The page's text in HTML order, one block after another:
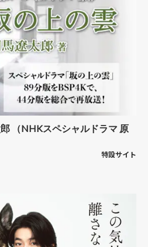
（NHKスペシャルドラマ 原
特設サイト